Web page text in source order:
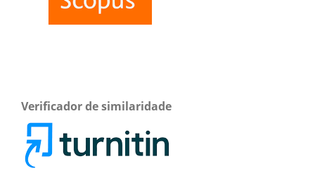
Verificador de similaridade